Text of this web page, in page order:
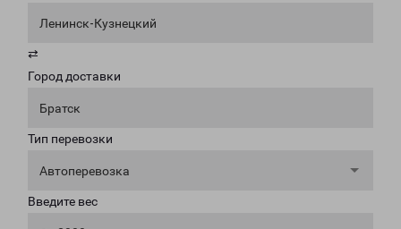
Ленинск-Кузнецкий
⇄
Город доставки
Братск
Тип перевозки
Автоперевозка
Введите вес